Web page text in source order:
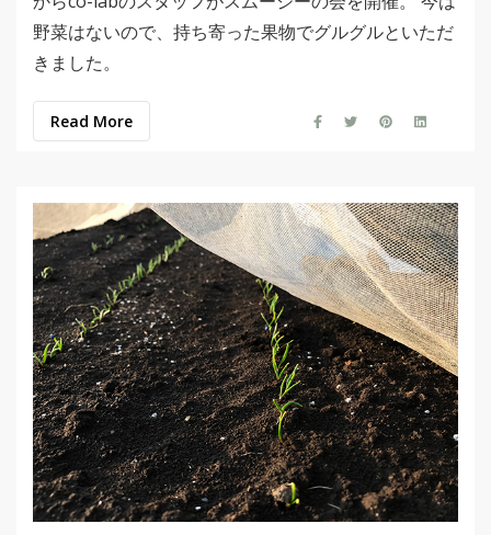
野菜はないので、持ち寄った果物でグルグルといただ
きました。
Read More